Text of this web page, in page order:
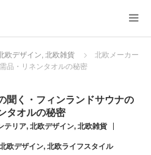
欧デザイン, 北欧雑貨
北欧メーカー
品・リネンタオルの秘密
聞く・フィンランドサウナの
タオルの秘密
テリア, 北欧デザイン, 北欧雑貨
北欧デザイン, 北欧ライフスタイル